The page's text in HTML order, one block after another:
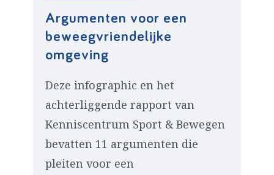
Argumenten voor een
beweegvriendelijke
omgeving
Deze infographic en het
achterliggende rapport van
Kenniscentrum Sport & Bewegen
bevatten 11 argumenten die
pleiten voor een